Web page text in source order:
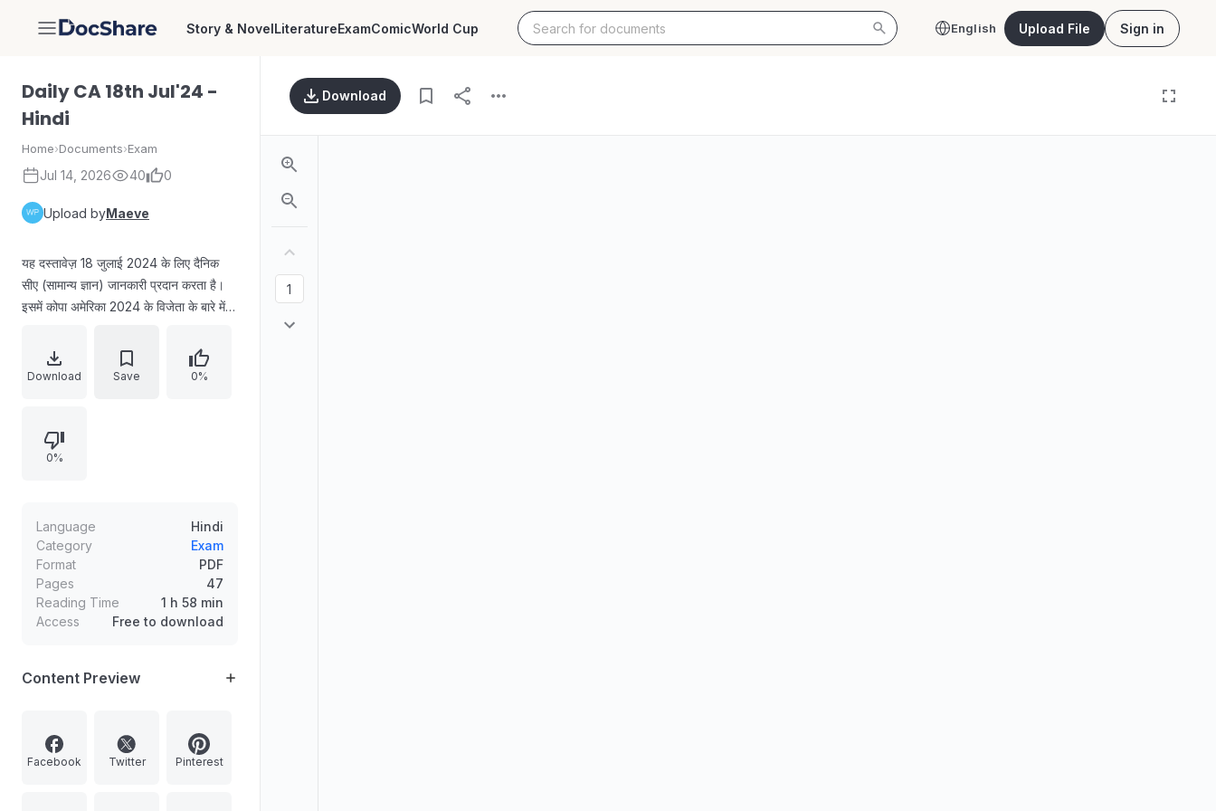
DocShare Story & NovelLiteratureExamComicWorld Cup English Upload File Sign in
Daily CA 18th Jul'24 -
Hindi
Home›Documents›Exam
Jul 14, 2026 40 0
Upload byMaeve
यह दस्तावेज़ 18 जुलाई 2024 के लिए दैनिक
सीए (सामान्य ज्ञान) जानकारी प्रदान करता है।
इसमें कोपा अमेरिका 2024 के विजेता के बारे में
अंतर्राष्ट्रीय नेल्सन मंडेला दिवस का विवरण
शामिल है। दस्तावेज़ में उनके जीवन से जुड़ी कुछ
अफ्रीका के राष्ट्रपति चुने जाना।
Download Save 0%
0%
Language
Hindi
Category
Exam
Format
PDF
Pages
47
Reading Time
1 h 58 min
Access
Free to download
Content Preview
Facebook Twitter Pinterest
Download